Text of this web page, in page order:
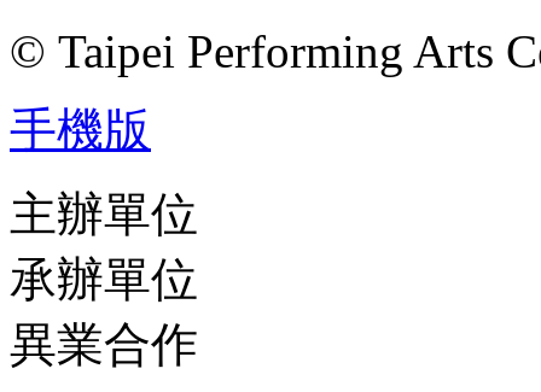
© Taipei Performing Arts
手機版
主辦單位
承辦單位
異業合作